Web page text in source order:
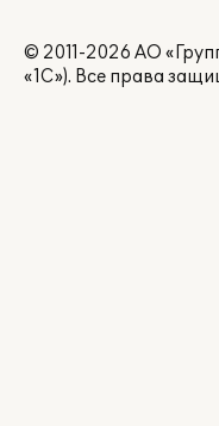
© 2011-2026 АО
«1С»). Все права